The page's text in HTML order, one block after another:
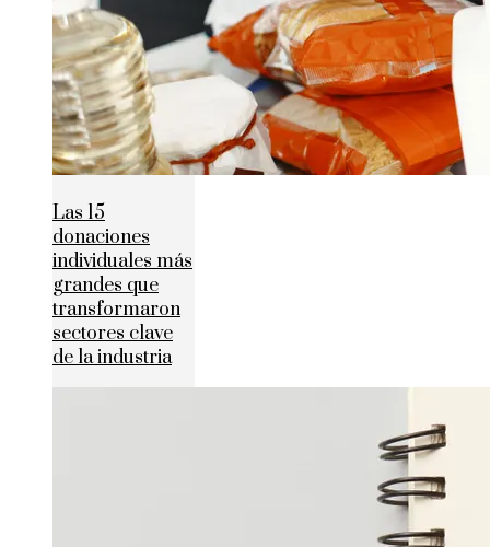
Las 15
donaciones
individuales más
grandes que
transformaron
sectores clave
de la industria